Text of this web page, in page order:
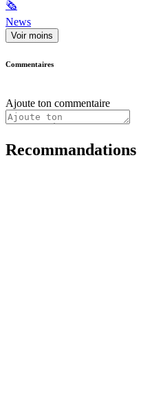
🗞
News
Voir moins
Commentaires
Ajoute ton commentaire
Recommandations